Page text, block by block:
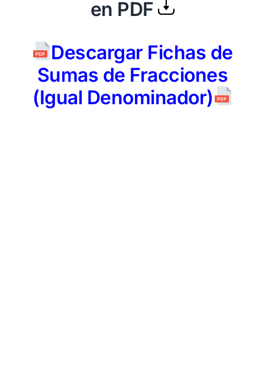
en PDF
Descargar Fichas de
Sumas de Fracciones
(Igual Denominador)